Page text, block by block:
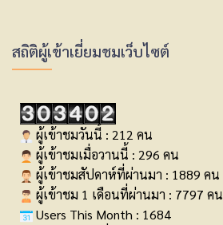
สถิติผู้เข้าเยี่ยมชมเว็บไซต์
ผู้เข้าชมวันนี้ : 212 คน
ผู้เข้าชมเมื่อวานนี้ : 296 คน
ผู้เข้าชมสัปดาห์ที่ผ่านมา : 1889 คน
ผู้เข้าชม 1 เดือนที่ผ่านมา : 7797 คน
Users This Month : 1684